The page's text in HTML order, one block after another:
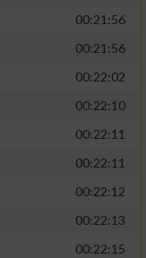
00:21:56
00:21:56
00:22:02
00:22:10
00:22:11
00:22:11
00:22:12
00:22:13
00:22:15